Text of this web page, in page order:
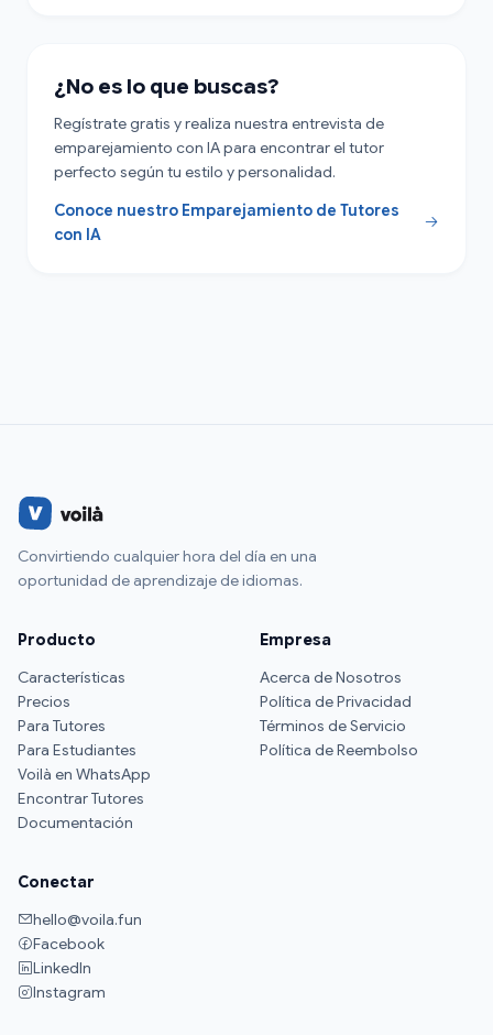
¿No es lo que buscas?
Regístrate gratis y realiza nuestra entrevista de
emparejamiento con IA para encontrar el tutor
perfecto según tu estilo y personalidad.
Conoce nuestro Emparejamiento de Tutores
con IA
Convirtiendo cualquier hora del día en una
oportunidad de aprendizaje de idiomas.
Producto
Características
Precios
Para Tutores
Para Estudiantes
Voilà en WhatsApp
Encontrar Tutores
Documentación
Empresa
Acerca de Nosotros
Política de Privacidad
Términos de Servicio
Política de Reembolso
Conectar
hello@voila.fun
Facebook
LinkedIn
Instagram